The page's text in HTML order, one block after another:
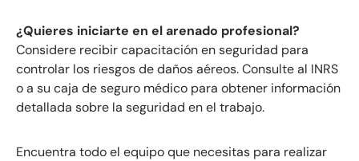
¿Quieres iniciarte en el arenado profesional?
Considere recibir capacitación en seguridad para
controlar los riesgos de daños aéreos. Consulte al INRS
o a su caja de seguro médico para obtener información
detallada sobre la seguridad en el trabajo.
Encuentra todo el equipo que necesitas para realizar